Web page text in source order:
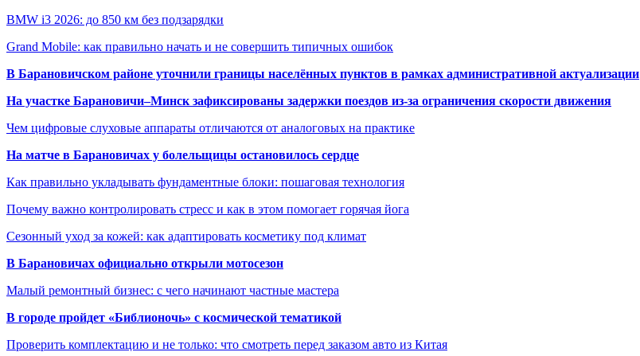
BMW i3 2026: до 850 км без подзарядки
Grand Mobile: как правильно начать и не совершить типичных ошибок
В Барановичском районе уточнили границы населённых пунктов в рамках административной актуализации
На участке Барановичи–Минск зафиксированы задержки поездов из-за ограничения скорости движения
Чем цифровые слуховые аппараты отличаются от аналоговых на практике
На матче в Барановичах у болельщицы остановилось сердце
Как правильно укладывать фундаментные блоки: пошаговая технология
Почему важно контролировать стресс и как в этом помогает горячая йога
Сезонный уход за кожей: как адаптировать косметику под климат
В Барановичах официально открыли мотосезон
Малый ремонтный бизнес: с чего начинают частные мастера
В городе пройдет «Библионочь» с космической тематикой
Проверить комплектацию и не только: что смотреть перед заказом авто из Китая